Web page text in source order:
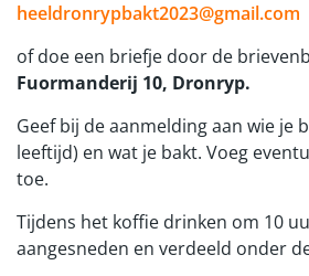
heeldronrypbakt2023@gmail.com
of doe een briefje door de
Fuormanderij 10, Dronryp.
Geef bij de aanmelding aan wie je
leeftijd) en wat je bakt. Voeg
toe.
Tijdens het koffie drinken om 10
aangesneden en verdeeld onder